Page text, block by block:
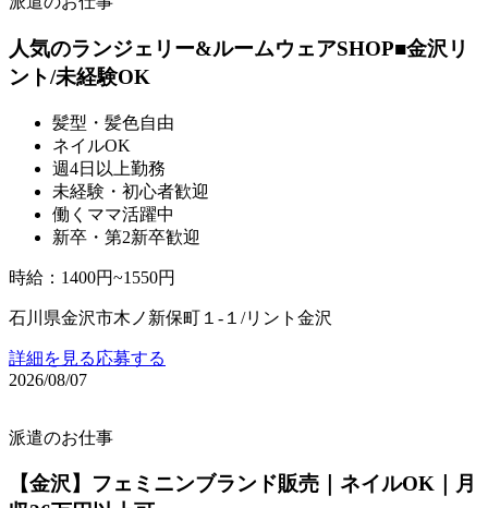
人気のランジェリー&ルームウェアSHOP■金沢リ
ント/未経験OK
髪型・髪色自由
ネイルOK
週4日以上勤務
未経験・初心者歓迎
働くママ活躍中
新卒・第2新卒歓迎
時給 ： 1400円~1550円
石川県金沢市木ノ新保町１‐１/リント金沢
詳細を見る応募する
2026/08/07
派遣のお仕事
【金沢】フェミニンブランド販売｜ネイルOK｜月